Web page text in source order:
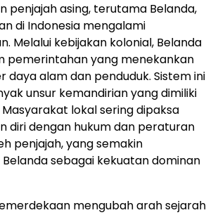
penjajah asing, terutama Belanda,
di Indonesia mengalami
Melalui kebijakan kolonial, Belanda
pemerintahan yang menekankan
daya alam dan penduduk. Sistem ini
unsur kemandirian yang dimiliki
lokal sering dipaksa
diri dengan hukum dan peraturan
penjajah, yang semakin
sebagai kekuatan dominan
mengubah arah sejarah